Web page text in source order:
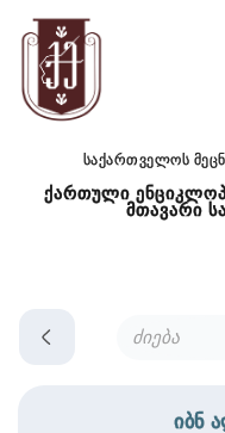
საქართველოს
ქართული
მთავარი
იბნ